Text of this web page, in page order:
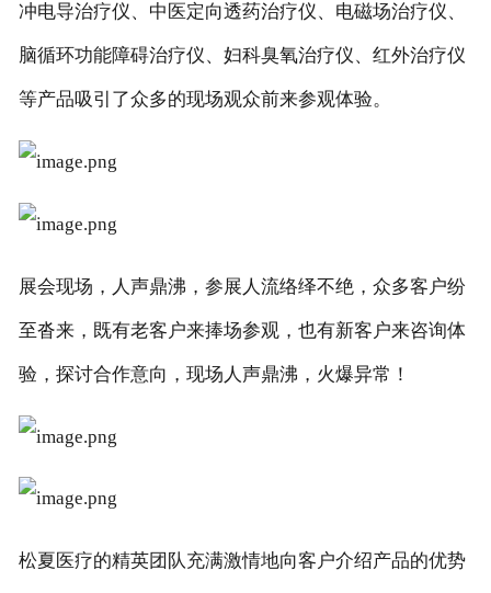
冲电导治疗仪、中医定向透药治疗仪、电磁场治疗仪、
脑循环功能障碍治疗仪、妇科臭氧治疗仪、红外治疗仪
等产品吸引了众多的现场观众前来参观体验。
展会现场，人声鼎沸，参展人流络绎不绝，众多客户纷
至沓来，既有老客户来捧场参观，也有新客户来咨询体
验，探讨合作意向，现场人声鼎沸，火爆异常！
松夏医疗的精英团队充满激情地向客户介绍产品的优势